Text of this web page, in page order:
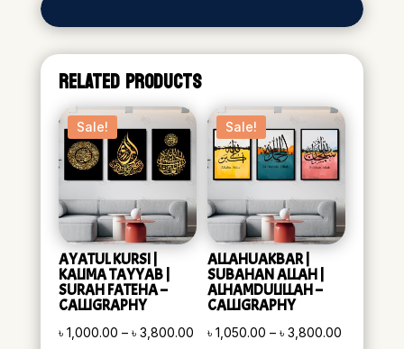
RELATED PRODUCTS
Sale!
AYATUL KURSI |
KALIMA TAYYAB |
SURAH FATEHA –
CALLIGRAPHY
৳ 1,000.00 – ৳ 3,800.00Price
Sale!
ALLAHUAKBAR |
SUBAHAN ALLAH |
ALHAMDULILLAH –
CALLIGRAPHY
৳1,050.00 – ৳3,800.00